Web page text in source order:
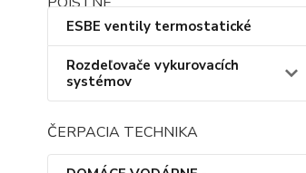
ESBE ventily termostatické
Rozdeľovače vykurovacích
systémov
ČERPACIA TECHNIKA